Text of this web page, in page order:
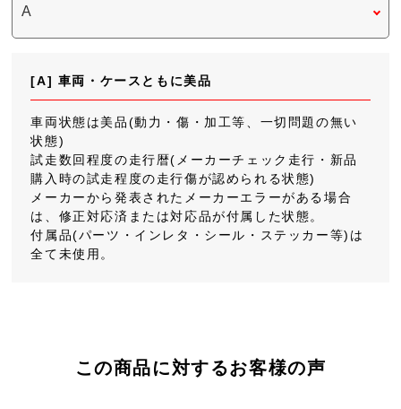
[A] 車両・ケースともに美品
車両状態は美品(動力・傷・加工等、一切問題の無い
状態)
試走数回程度の走行暦(メーカーチェック走行・新品
購入時の試走程度の走行傷が認められる状態)
メーカーから発表されたメーカーエラーがある場合
は、修正対応済または対応品が付属した状態。
付属品(パーツ・インレタ・シール・ステッカー等)は
全て未使用。
この商品に対するお客様の声